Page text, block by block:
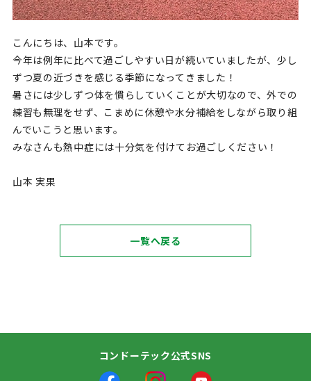
こんにちは、山本です。
今年は例年に比べて過ごしやすい日が続いていましたが、少し
ずつ夏の近づきを感じる季節になってきました！
暑さには少しずつ体を慣らしていくことが大切なので、外での
練習も無理をせず、こまめに休憩や水分補給をしながら取り組
んでいこうと思います。
みなさんも熱中症には十分気を付けてお過ごしください！
山本 実果
一覧へ戻る
コンドーテック公式SNS